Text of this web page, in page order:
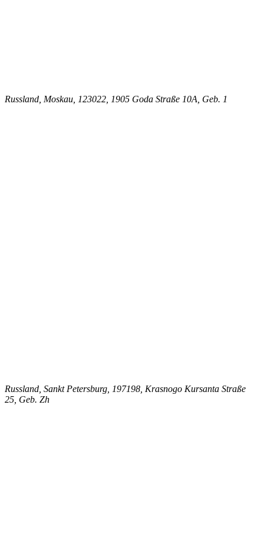
Russland, Moskau, 123022, 1905 Goda Straße 10A, Geb. 1
Russland, Sankt Petersburg, 197198, Krasnogo Kursanta Straße
25, Geb. Zh